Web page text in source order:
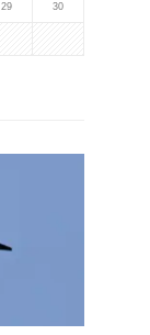
29 30